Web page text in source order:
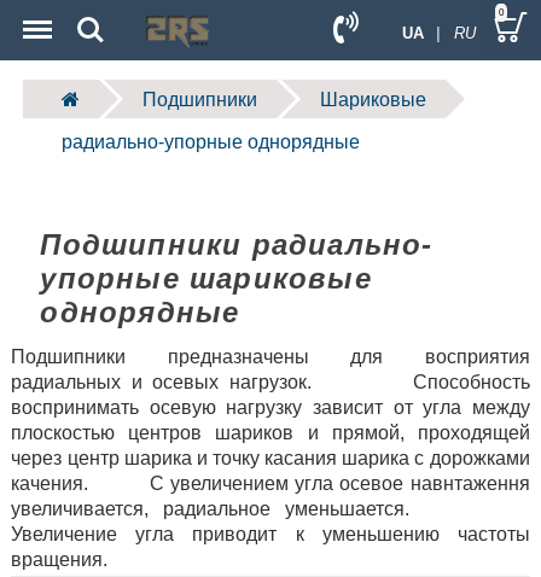
UA | RU
Search 0
Подшипники Шариковые
радиально-упорные однорядные
Подшипники радиально-
упорные шариковые
однорядные
Подшипники предназначены для восприятия
радиальных и осевых нагрузок. Способность
воспринимать осевую нагрузку зависит от угла между
плоскостью центров шариков и прямой, проходящей
через центр шарика и точку касания шарика с дорожками
качения. С увеличением угла осевое навнтаження
увеличивается, радиальное уменьшается.
Увеличение угла приводит к уменьшению частоты
вращения.